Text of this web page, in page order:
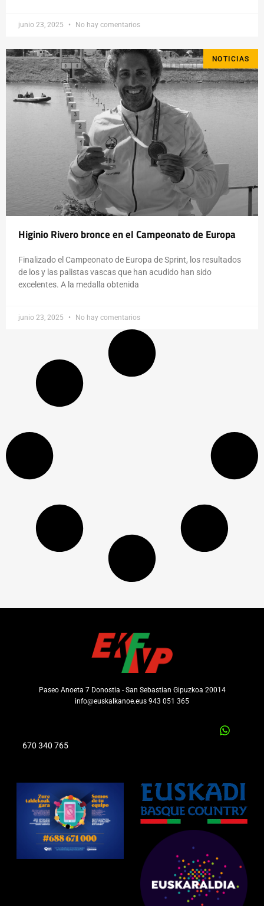
junio 23, 2025 No hay comentarios
NOTICIAS
Higinio Rivero bronce en el Campeonato de Europa
Finalizado el Campeonato de Europa de Sprint, los resultados
de los y las palistas vascas que han acudido han sido
excelentes. A la medalla obtenida
junio 23, 2025 No hay comentarios
Paseo Anoeta 7 Donostia - San Sebastian Gipuzkoa 20014
info@euskalkanoe.eus 943 051 365
670 340 765